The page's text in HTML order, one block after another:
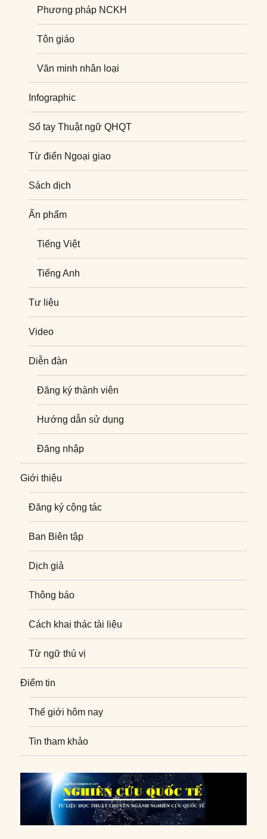
Phương pháp NCKH
Tôn giáo
Văn minh nhân loại
Infographic
Sổ tay Thuật ngữ QHQT
Từ điển Ngoại giao
Sách dịch
Ấn phẩm
Tiếng Việt
Tiếng Anh
Tư liệu
Video
Diễn đàn
Đăng ký thành viên
Hướng dẫn sử dụng
Đăng nhập
Giới thiệu
Đăng ký cộng tác
Ban Biên tập
Dịch giả
Thông báo
Cách khai thác tài liệu
Từ ngữ thú vị
Điểm tin
Thế giới hôm nay
Tin tham khảo